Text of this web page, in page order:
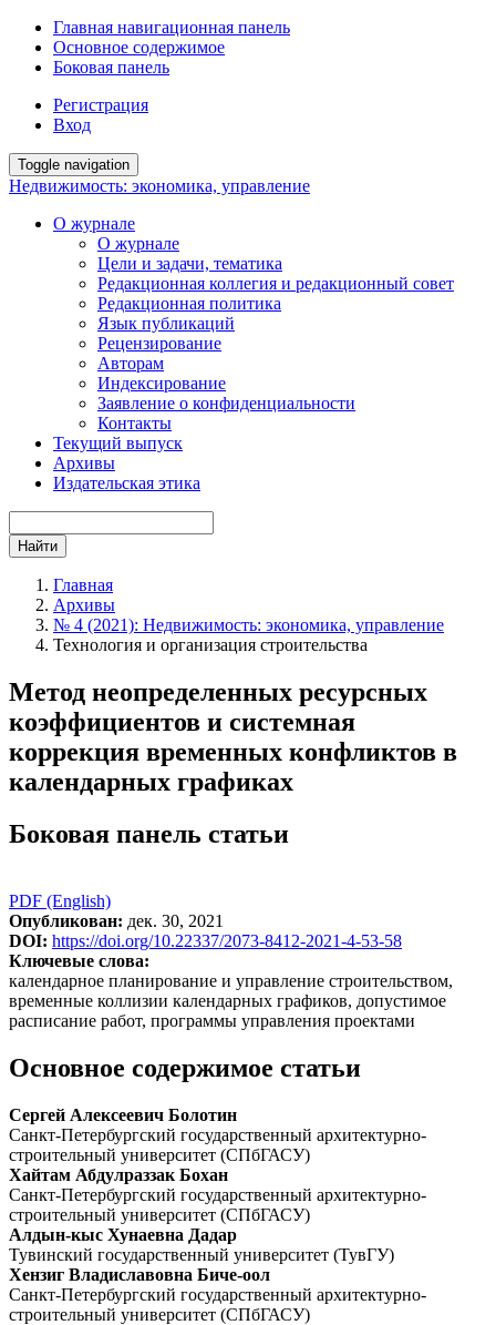
Главная навигационная панель
Основное содержимое
Боковая панель
Регистрация
Вход
Toggle navigation
Недвижимость: экономика, управление
О журнале
О журнале
Цели и задачи, тематика
Редакционная коллегия и редакционный совет
Редакционная политика
Язык публикаций
Рецензирование
Авторам
Индексирование
Заявление о конфиденциальности
Контакты
Текущий выпуск
Архивы
Издательская этика
Найти
Главная
Архивы
№ 4 (2021): Недвижимость: экономика, управление
Технология и организация строительства
Метод неопределенных ресурсных
коэффициентов и системная
коррекция временных конфликтов в
календарных графиках
Боковая панель статьи
PDF (English)
Опубликован: дек. 30, 2021
DOI: https://doi.org/10.22337/2073-8412-2021-4-53-58
Ключевые слова:
календарное планирование и управление строительством,
временные коллизии календарных графиков, допустимое
расписание работ, программы управления проектами
Основное содержимое статьи
Сергей Алексеевич Болотин
Санкт-Петербургский государственный архитектурно-
строительный университет (СПбГАСУ)
Хайтам Абдулраззак Бохан
Санкт-Петербургский государственный архитектурно-
строительный университет (СПбГАСУ)
Алдын-кыс Хунаевна Дадар
Тувинский государственный университет (ТувГУ)
Хензиг Владиславовна Биче-оол
Санкт-Петербургский государственный архитектурно-
строительный университет (СПбГАСУ)